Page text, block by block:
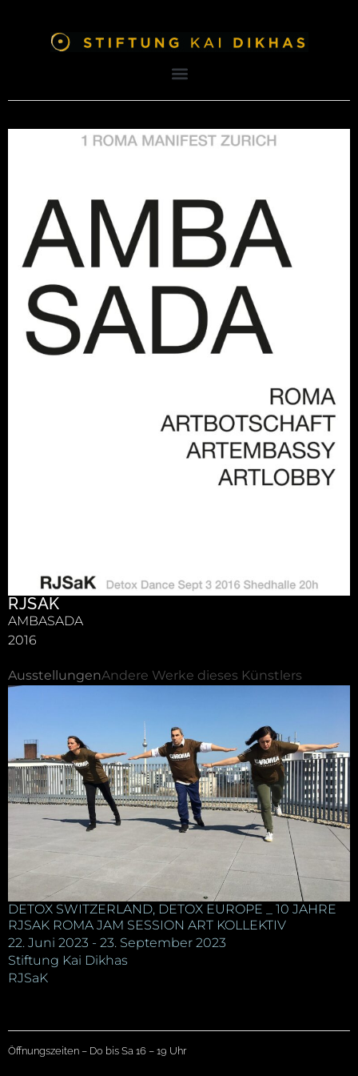
RJSAK
AMBASADA
2016
AusstellungenAndere Werke dieses Künstlers
DETOX SWITZERLAND, DETOX EUROPE _ 10 JAHRE
RJSAK ROMA JAM SESSION ART KOLLEKTIV
22. Juni 2023 - 23. September 2023
Stiftung Kai Dikhas
RJSaK
Öffnungszeiten – Do bis Sa 16 – 19 Uhr